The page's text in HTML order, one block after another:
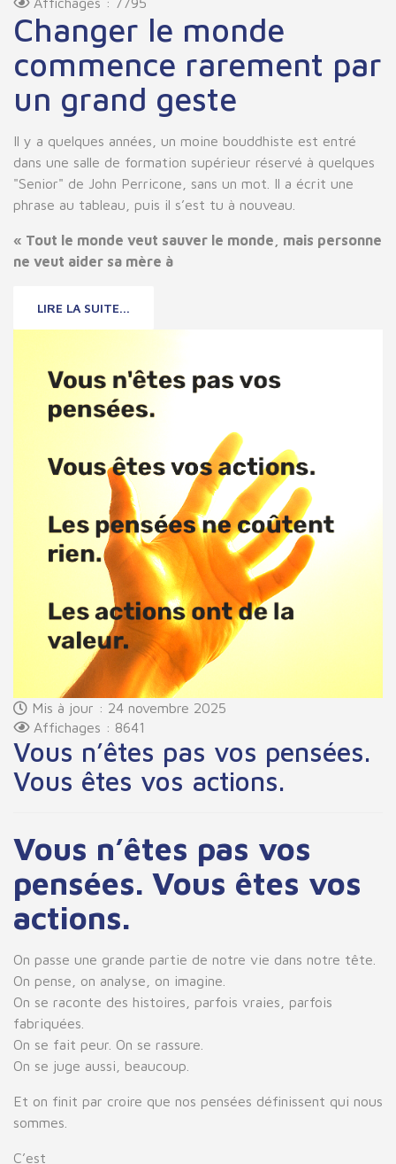
Changer le monde
commence rarement par
un grand geste
Il y a quelques années, un moine bouddhiste est entré
dans une salle de formation supérieur réservé à quelques
"Senior" de John Perricone, sans un mot. Il a écrit une
phrase au tableau, puis il s’est tu à nouveau.
« Tout le monde veut sauver le monde, mais personne
ne veut aider sa mère à
LIRE LA SUITE...
Mis à jour : 24 novembre 2025
Affichages : 8641
Vous n’êtes pas vos pensées.
Vous êtes vos actions.
Vous n’êtes pas vos
pensées. Vous êtes vos
actions.
On passe une grande partie de notre vie dans notre tête.
On pense, on analyse, on imagine.
On se raconte des histoires, parfois vraies, parfois
fabriquées.
On se fait peur. On se rassure.
On se juge aussi, beaucoup.
Et on finit par croire que nos pensées définissent qui nous
sommes.
C’est